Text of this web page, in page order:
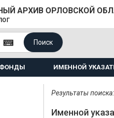
АРХИВ ОРЛОВСКОЙ
Поиск
ФОНДЫ ИМЕННОЙ
Результаты
Именной